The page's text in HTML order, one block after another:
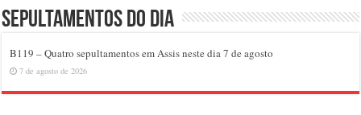
Sepultamentos do dia
B119 – Quatro sepultamentos em Assis neste dia 7 de agosto
7 de agosto de 2026